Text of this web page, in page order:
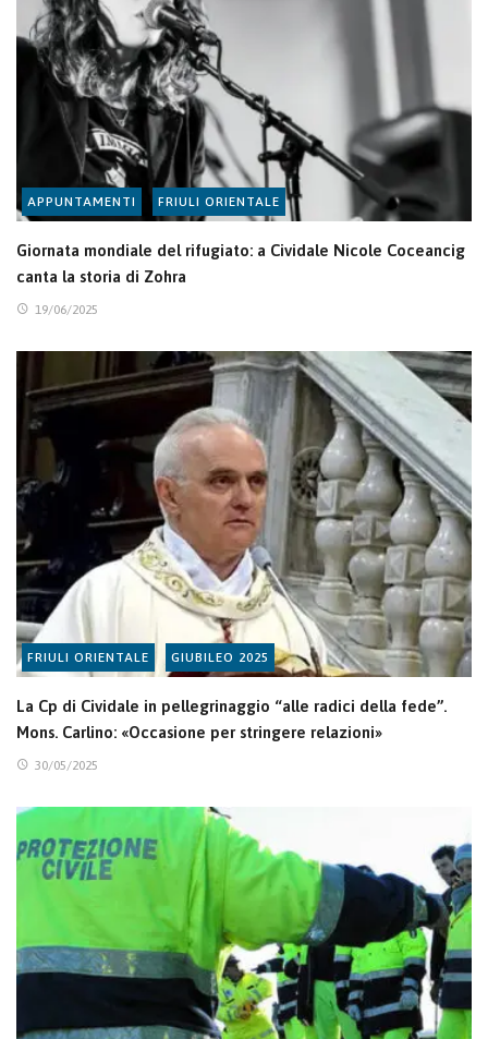
APPUNTAMENTI FRIULI ORIENTALE
Giornata mondiale del rifugiato: a Cividale Nicole Coceancig
canta la storia di Zohra
19/06/2025
FRIULI ORIENTALE GIUBILEO 2025
La Cp di Cividale in pellegrinaggio “alle radici della fede”.
Mons. Carlino: «Occasione per stringere relazioni»
30/05/2025